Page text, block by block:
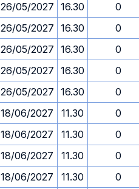
26/05/2027 16.30 0
26/05/2027 16.30 0
26/05/2027 16.30 0
26/05/2027 16.30 0
26/05/2027 16.30 0
18/06/2027 11.30 0
18/06/2027 11.30 0
18/06/2027 11.30 0
18/06/2027 11.30 0